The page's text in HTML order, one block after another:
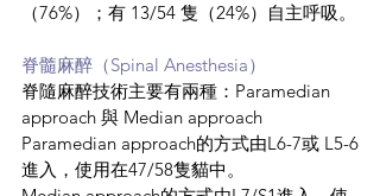
（76%）；有 13/54 隻（24%）自主呼吸。
脊髓麻醉（Spinal Anesthesia）
脊隨麻醉技術主要有兩種：Paramedian
approach 與 Median approach
Paramedian approach的方式由L6-7或 L5-6
進入，使用在47/58隻貓中。